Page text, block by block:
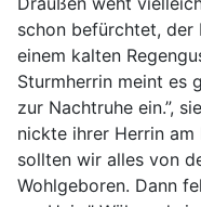
schon befürchtet,
einem kalten
Sturmherrin meint es
zur Nachtruhe ein.”,
nickte ihrer Herrin am
sollten wir alles von
Wohlgeboren. Dann